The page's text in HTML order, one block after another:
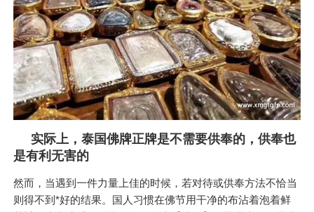
实际上，泰国佛牌正牌是不需要供奉的，供奉也
是有利无害的
然而，当遇到一件力量上佳的时候，若对待或供奉方法不恰当
则得不到*好的结果。国人习惯在佛节用干净的布沾着泡着鲜